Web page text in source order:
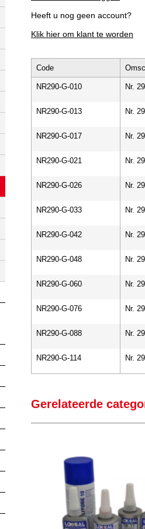
Heeft u nog geen account?
Klik hier om klant te worden
Code
NR290-G-010 Nr.
NR290-G-013 Nr.
NR290-G-017 Nr.
NR290-G-021 Nr.
NR290-G-026 Nr.
NR290-G-033 Nr.
NR290-G-042 Nr.
NR290-G-048 Nr.
NR290-G-060 Nr.
NR290-G-076 Nr.
NR290-G-088 Nr.
NR290-G-114 Nr.
Gerelateerde